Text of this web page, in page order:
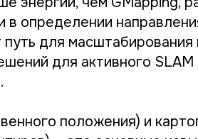
в определении
для
для активного
положения) и